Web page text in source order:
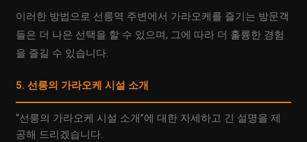
이러한 방법으로 선릉역 주변에서 가라오케를 즐기는 방문객
들은 더 나은 선택을 할 수 있으며, 그에 따라 더 훌륭한 경험
을 즐길 수 있습니다.
5. 선릉의 가라오케 시설 소개
“선릉의 가라오케 시설 소개”에 대한 자세하고 긴 설명을 제
공해 드리겠습니다.